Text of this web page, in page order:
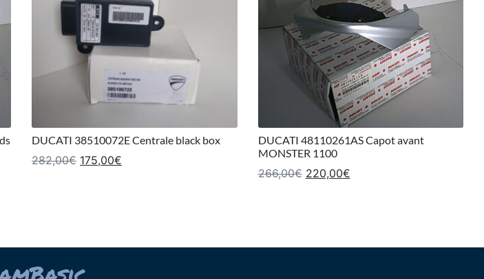
DUCATI 38510072E Centrale black box
282,00€ Le prix initial était : 282,00€.
175,00€ Le prix actuel est : 175,00€.
DUCATI 48110261AS Capot avant
MONSTER 1100
266,00€ Le prix initial était : 266,00€.
220,00€Le prix actuel est :